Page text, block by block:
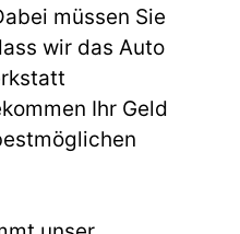
müssen Sie
wir das Auto
Ihr Geld